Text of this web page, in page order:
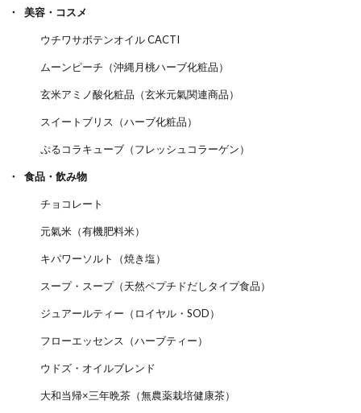
美容・コスメ
ウチワサボテンオイル CACTI
ムーンピーチ（沖縄月桃ハーブ化粧品）
玄米アミノ酸化粧品（玄米元氣関連商品）
スイートブリス（ハーブ化粧品）
ぷるコラキューブ（フレッシュコラーゲン）
食品・飲み物
チョコレート
元氣米（有機肥料米）
キパワーソルト（焼き塩）
スープ・スープ（天然ペプチドだしタイプ食品）
ジュアールティー（ロイヤル・SOD）
フローエッセンス（ハーブティー）
ウドズ・オイルブレンド
大和当帰×三年晩茶（無農薬栽培健康茶）